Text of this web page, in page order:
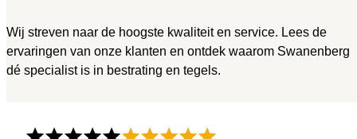
Wij streven naar de hoogste kwaliteit en service. Lees de
ervaringen van onze klanten en ontdek waarom Swanenberg
dé specialist is in bestrating en tegels.